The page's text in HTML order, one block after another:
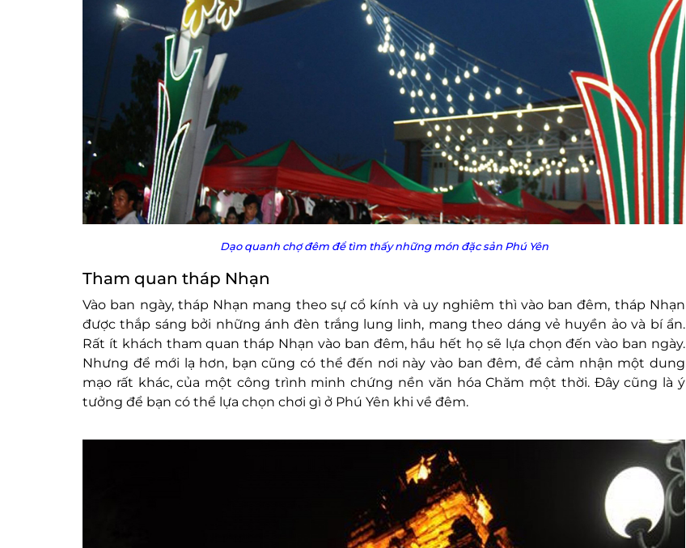
Dạo quanh chợ đêm để tìm thấy những món đặc sản Phú Yên
Tham quan tháp Nhạn
Vào ban ngày, tháp Nhạn mang theo sự cổ kính và uy nghiêm thì vào ban đêm, tháp Nhạn
được thắp sáng bởi những ánh đèn trắng lung linh, mang theo dáng vẻ huyền ảo và bí ẩn.
Rất ít khách tham quan tháp Nhạn vào ban đêm, hầu hết họ sẽ lựa chọn đến vào ban ngày.
Nhưng để mới lạ hơn, bạn cũng có thể đến nơi này vào ban đêm, để cảm nhận một dung
mạo rất khác, của một công trình minh chứng nền văn hóa Chăm một thời. Đây cũng là ý
tưởng để bạn có thể lựa chọn chơi gì ở Phú Yên khi về đêm.